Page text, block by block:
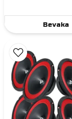
Bevaka